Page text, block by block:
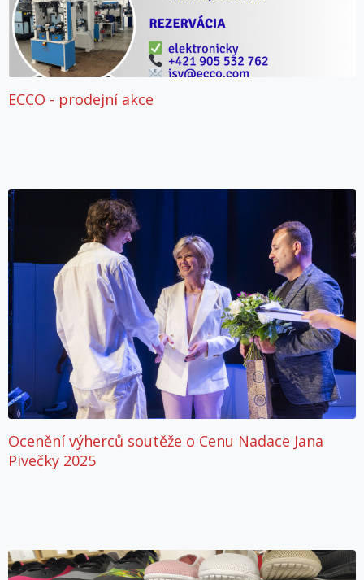
ECCO - prodejní akce
Ocenění výherců soutěže o Cenu Nadace Jana
Pivečky 2025